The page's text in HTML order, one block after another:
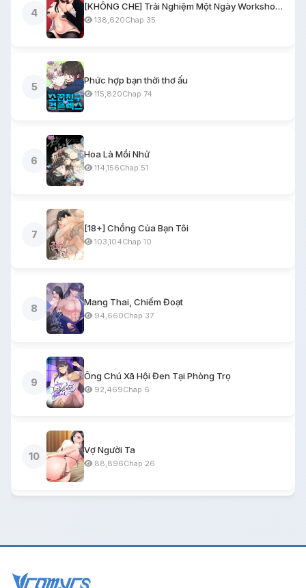
4
[KHÔNG CHE] Trải Nghiệm Một Ngày Workshop BDSM
138,620Chap 35
5
Phức hợp bạn thời thơ ấu
115,820Chap 74
6
Hoa Là Mồi Nhử
114,156Chap 51
7
[18+] Chồng Của Bạn Tôi
103,104Chap 10
8
Mang Thai, Chiếm Đoạt
94,660Chap 37
9
Ông Chú Xã Hội Đen Tại Phòng Trọ
92,469Chap 6
10
Vợ Người Ta
88,896Chap 26